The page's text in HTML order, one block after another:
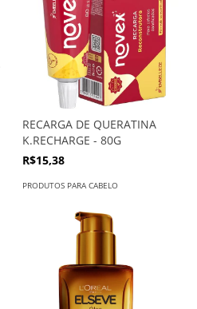
RECARGA DE QUERATINA
K.RECHARGE - 80G
R$15,38
PRODUTOS PARA CABELO